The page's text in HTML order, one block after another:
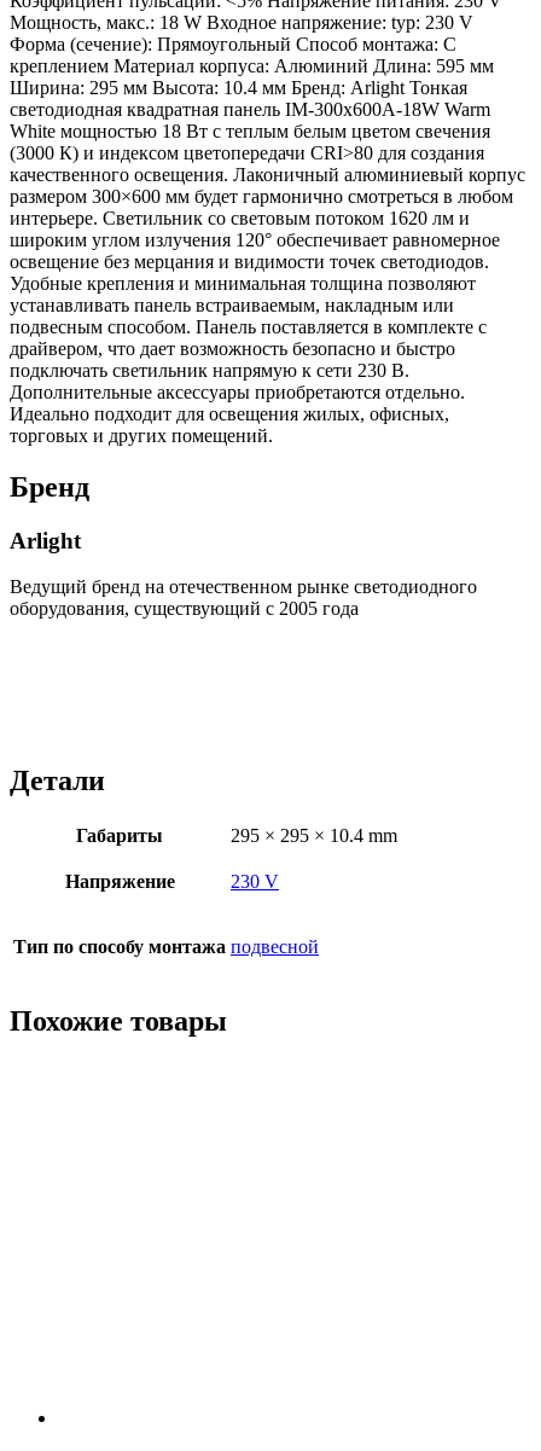
Мощность, макс.: 18 W Входное напряжение: typ: 230 V
Форма (сечение): Прямоугольный Способ монтажа: С
креплением Материал корпуса: Алюминий Длина: 595 мм
Ширина: 295 мм Высота: 10.4 мм Бренд: Arlight Тонкая
светодиодная квадратная панель IM-300x600A-18W Warm
White мощностью 18 Вт с теплым белым цветом свечения
(3000 К) и индексом цветопередачи CRI>80 для создания
качественного освещения. Лаконичный алюминиевый корпус
размером 300×600 мм будет гармонично смотреться в любом
интерьере. Светильник со световым потоком 1620 лм и
широким углом излучения 120° обеспечивает равномерное
освещение без мерцания и видимости точек светодиодов.
Удобные крепления и минимальная толщина позволяют
устанавливать панель встраиваемым, накладным или
подвесным способом. Панель поставляется в комплекте с
драйвером, что дает возможность безопасно и быстро
подключать светильник напрямую к сети 230 В.
Дополнительные аксессуары приобретаются отдельно.
Идеально подходит для освещения жилых, офисных,
торговых и других помещений.
Бренд
Arlight
Ведущий бренд на отечественном рынке светодиодного
оборудования, существующий с 2005 года
Детали
Габариты 295 × 295 × 10.4 mm
Напряжение 230 V
Тип по способу монтажа подвесной
Похожие товары